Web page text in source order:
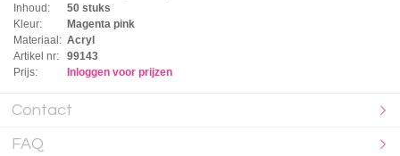
Inhoud:
50 stuks
Kleur:
Magenta pink
Materiaal: Acryl
Artikel nr:
99143
Prijs:
Inloggen voor prijzen
Contact
FAQ